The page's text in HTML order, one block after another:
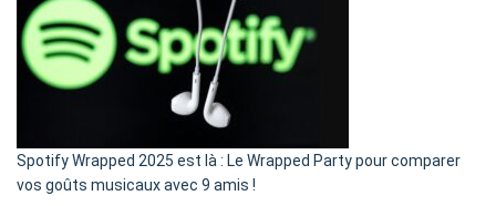
»
Spotify Wrapped 2025 est là : Le Wrapped Party pour comparer
vos goûts musicaux avec 9 amis !